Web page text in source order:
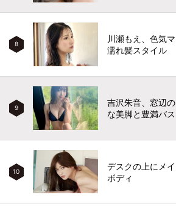
8
川瀬もえ、色気
濡れ髪スタイル
9
吉沢朱音、窓辺
な美脚と豊満バ
10
デスクの上にメ
ボディ